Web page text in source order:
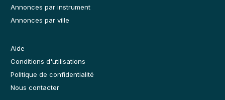
Annonces par instrument
Annonces par ville
Aide
Conditions d'utilisations
Politique de confidentialité
Nous contacter